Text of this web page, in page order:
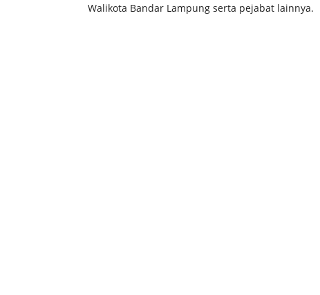
Walikota Bandar Lampung serta pejabat lainnya.